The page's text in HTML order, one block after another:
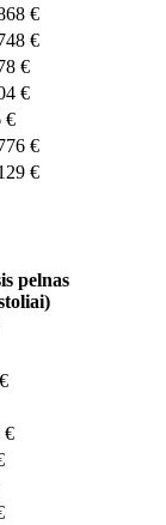
€
€
€
€
€
€
€
pelnas
€